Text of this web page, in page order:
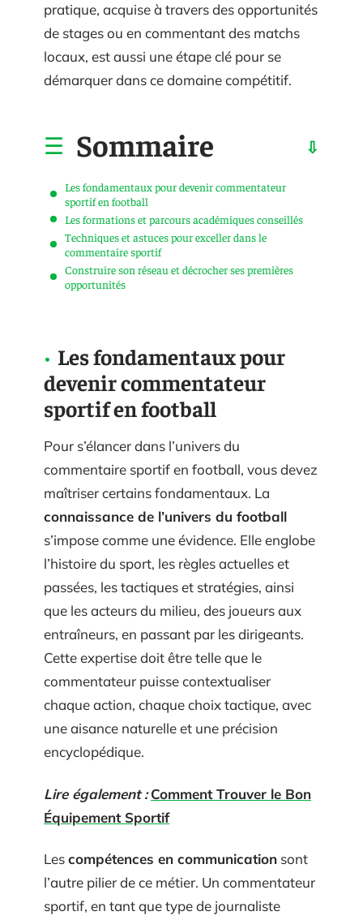
pratique, acquise à travers des opportunités
de stages ou en commentant des matchs
locaux, est aussi une étape clé pour se
démarquer dans ce domaine compétitif.
Sommaire
Les fondamentaux pour devenir commentateur
sportif en football
Les formations et parcours académiques conseillés
Techniques et astuces pour exceller dans le
commentaire sportif
Construire son réseau et décrocher ses premières
opportunités
Les fondamentaux pour
devenir commentateur
sportif en football
Pour s’élancer dans l’univers du
commentaire sportif en football, vous devez
maîtriser certains fondamentaux. La
connaissance de l’univers du football
s’impose comme une évidence. Elle englobe
l’histoire du sport, les règles actuelles et
passées, les tactiques et stratégies, ainsi
que les acteurs du milieu, des joueurs aux
entraîneurs, en passant par les dirigeants.
Cette expertise doit être telle que le
commentateur puisse contextualiser
chaque action, chaque choix tactique, avec
une aisance naturelle et une précision
encyclopédique.
Lire également : Comment Trouver le Bon
Équipement Sportif
Lescompétences en communication sont
l’autre pilier de ce métier. Un commentateur
sportif, en tant que type de journaliste